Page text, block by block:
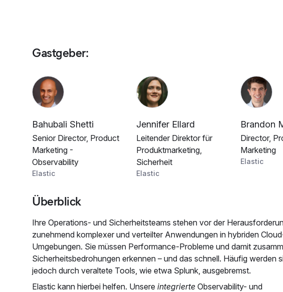
Gastgeber:
Bahubali Shetti
Senior Director, Product
Marketing -
Observability
Elastic
Jennifer Ellard
Leitender Direktor für
Produktmarketing,
Sicherheit
Elastic
Brandon
Director,
Marketing
Elastic
Überblick
Ihre Operations- und Sicherheitsteams stehen vor der
zunehmend komplexer und verteilter Anwendungen in hybriden
Umgebungen. Sie müssen Performance-Probleme und damit
Sicherheitsbedrohungen erkennen – und das schnell. Häufig werden
jedoch durch veraltete Tools, wie etwa Splunk, ausgebremst.
Elastic kann hierbei helfen. Unsere integrierte Observability- und